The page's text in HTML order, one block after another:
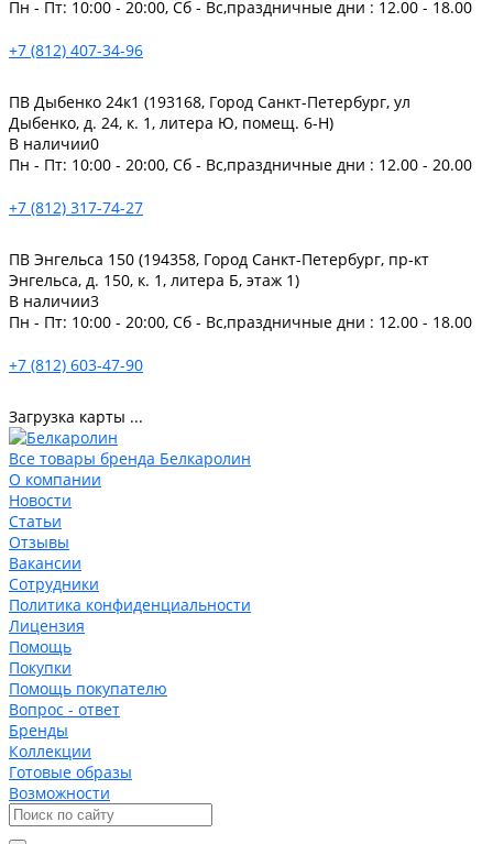
Пн - Пт: 10:00 - 20:00, Сб - Вс,праздничные дни : 12.00 - 18.00
+7 (812) 407-34-96
ПВ Дыбенко 24к1 (193168, Город Санкт-Петербург, ул
Дыбенко, д. 24, к. 1, литера Ю, помещ. 6-Н)
В наличии0
Пн - Пт: 10:00 - 20:00, Сб - Вс,праздничные дни : 12.00 - 20.00
+7 (812) 317-74-27
ПВ Энгельса 150 (194358, Город Санкт-Петербург, пр-кт
Энгельса, д. 150, к. 1, литера Б, этаж 1)
В наличии3
Пн - Пт: 10:00 - 20:00, Сб - Вс,праздничные дни : 12.00 - 18.00
+7 (812) 603-47-90
Загрузка карты ...
Все товары бренда Белкаролин
О компании
Новости
Статьи
Отзывы
Вакансии
Сотрудники
Политика конфиденциальности
Лицензия
Помощь
Покупки
Помощь покупателю
Вопрос - ответ
Бренды
Коллекции
Готовые образы
Возможности